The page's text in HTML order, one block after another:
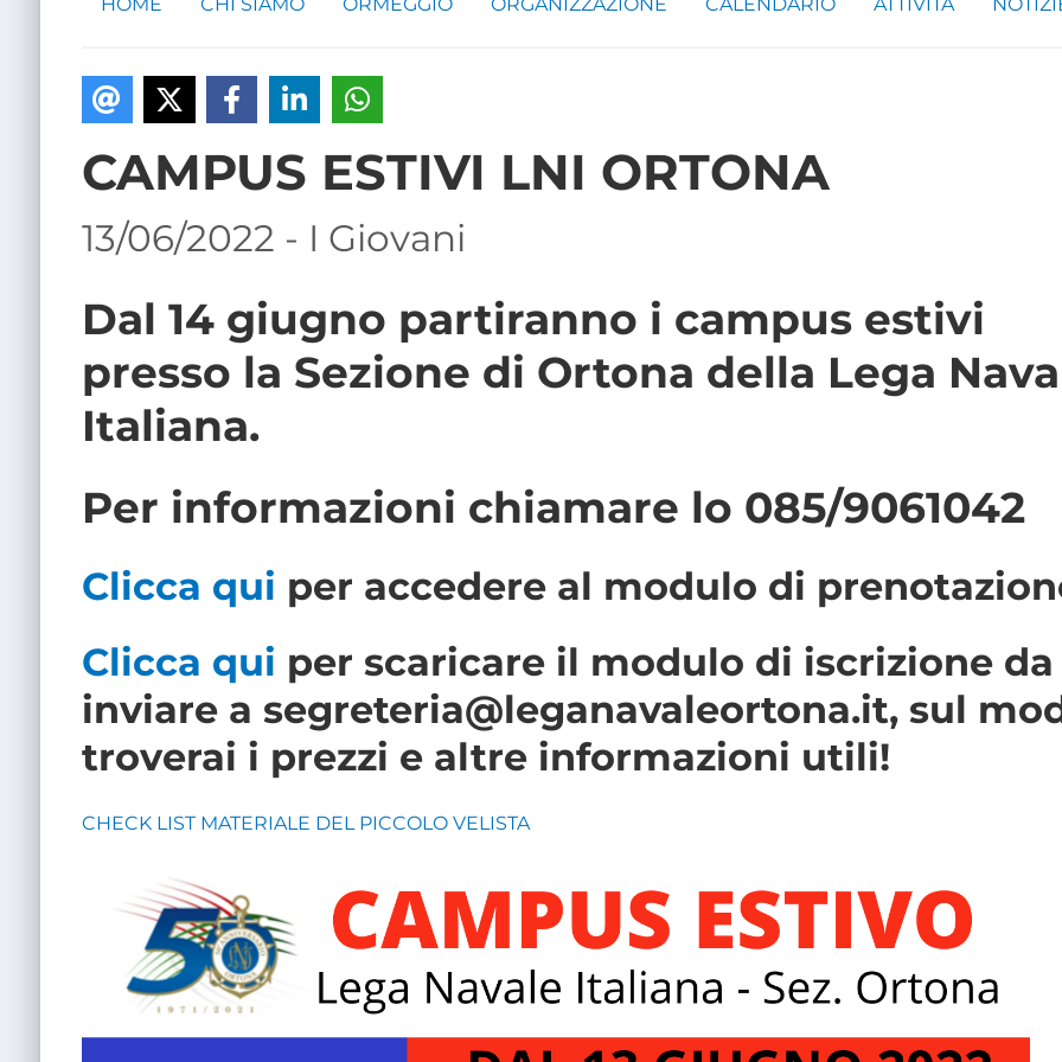
CAMPUS ESTIVI LNI ORTONA
13/06/2022 - I Giovani
Dal 14 giugno partiranno i campus estivi
presso la Sezione di Ortona della Lega
Italiana.
Per informazioni chiamare lo 085/9061042
Clicca qui per accedere al modulo di
Clicca qui per scaricare il modulo di iscrizione da
inviare a segreteria@leganavaleortona.it, sul
troverai i prezzi e altre informazioni utili!
CHECK LIST MATERIALE DEL PICCOLO VELISTA